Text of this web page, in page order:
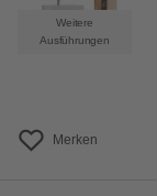
Weitere
Ausführungen
Merken